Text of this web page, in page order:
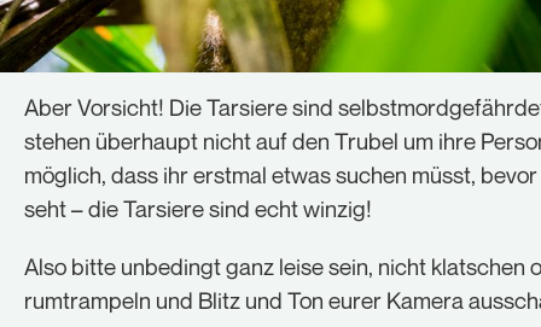
Aber Vorsicht! Die Tarsiere sind
stehen überhaupt nicht auf den Trubel um ihre
möglich, dass ihr erstmal etwas suchen müsst,
seht – die Tarsiere sind echt winzig!
Also bitte unbedingt ganz leise sein, nicht klatschen
rumtrampeln und Blitz und Ton eurer Kamera